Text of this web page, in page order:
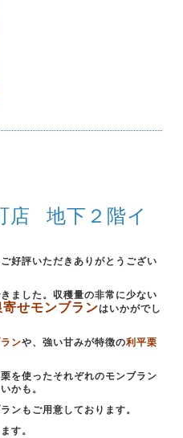
店 地下２階イ
好評いただきありがとうござい
ました。収穫量の非常に少ない
寄せモンブランはいかがでし
ンや、強い甘みが特徴の利平栗
を使ったそれぞれのモンブラン
かも。
ンもご用意しております。
す。